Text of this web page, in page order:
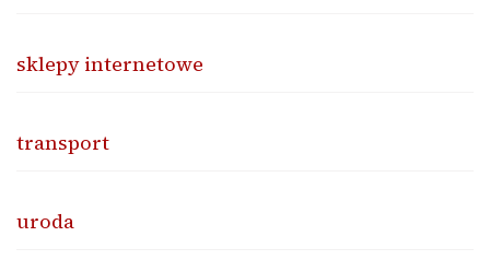
sklepy internetowe
transport
uroda